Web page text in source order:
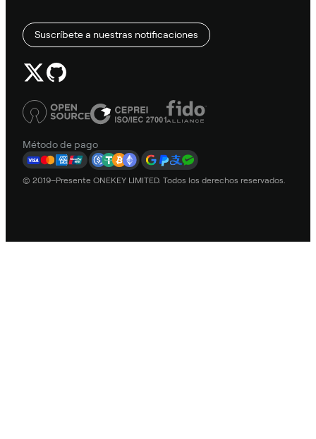
Suscríbete a nuestras notificaciones
Método de pago
© 2019–Presente ONEKEY LIMITED. Todos los derechos reservados.